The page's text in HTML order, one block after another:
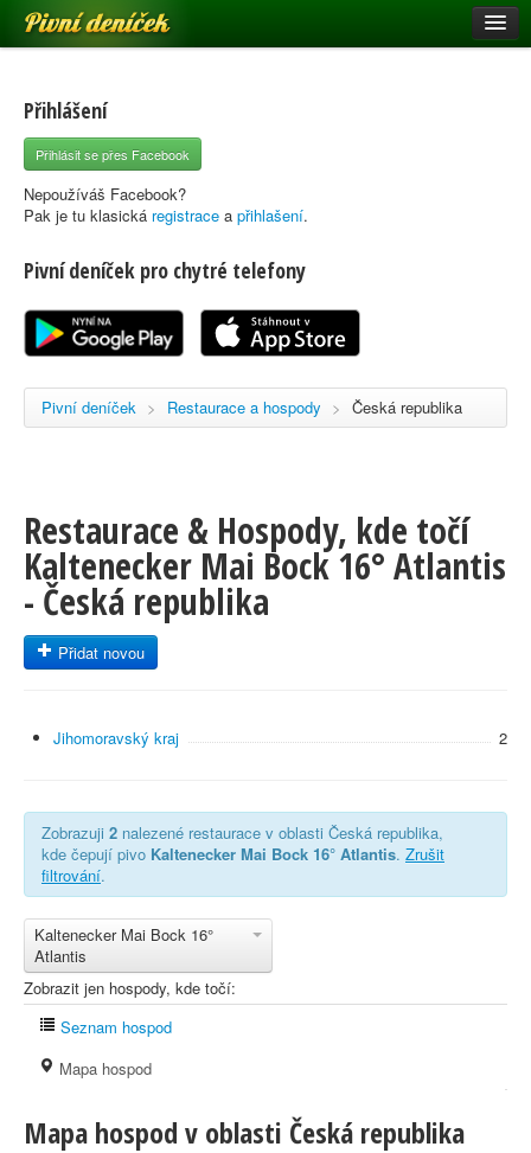
Pivní deníček
Pivní mapa
Pivní značky
Nápověda
Registrace
Přihlášení
Přihlásit se přes Facebook
Nepoužíváš Facebook?
Pak je tu klasická registrace a přihlašení.
Pivní deníček pro chytré telefony
Pivní deníček > Restaurace a hospody > Česká republika
Restaurace & Hospody, kde točí
Kaltenecker Mai Bock 16° Atlantis
- Česká republika
Přidat novou
Jihomoravský kraj 2
Zobrazuji 2 nalezené restaurace v oblasti Česká republika,
kde čepují pivo Kaltenecker Mai Bock 16° Atlantis. Zrušit
filtrování.
Kaltenecker Mai Bock 16°
Atlantis
Zobrazit jen hospody, kde točí:
Seznam hospod
Mapa hospod
Mapa hospod v oblasti Česká republika